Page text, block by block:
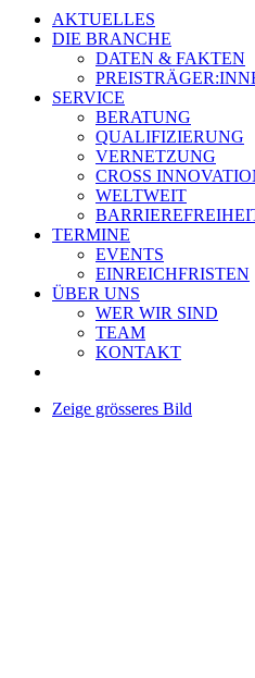
AKTUELLES
DIE BRANCHE
DATEN & FAKTEN
SERVICE
BERATUNG
QUALIFIZIERUNG
VERNETZUNG
CROSS
WELTWEIT
TERMINE
EVENTS
EINREICHFRISTEN
ÜBER UNS
WER WIR SIND
TEAM
KONTAKT
Zeige grösseres Bild